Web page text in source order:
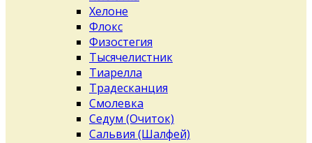
Хелоне
Флокс
Физостегия
Тысячелистник
Тиарелла
Традесканция
Смолевка
Седум (Очиток)
Сальвия (Шалфей)